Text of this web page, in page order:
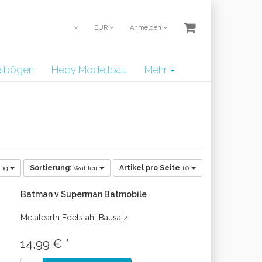
EUR Anmelden
Hedy Modellbau Mehr
Sortierung: Wählen Artikel pro Seite 10
Batman v Superman Batmobile
Metalearth Edelstahl Bausatz
14,99 € *